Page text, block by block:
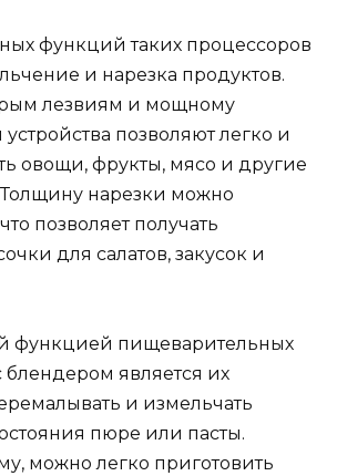
функций таких процессоров
и нарезка продуктов.
лезвиям и мощному
позволяют легко и
овощи, фрукты, мясо и другие
нарезки можно
позволяет получать
для салатов, закусок и
функцией пищеварительных
блендером является их
и измельчать
пюре или пасты.
можно легко приготовить